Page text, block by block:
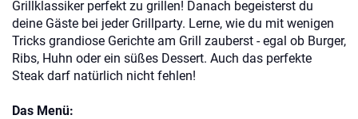
Grillklassiker perfekt zu grillen! Danach begeisterst du
deine Gäste bei jeder Grillparty. Lerne, wie du mit wenigen
Tricks grandiose Gerichte am Grill zauberst - egal ob Burger,
Ribs, Huhn oder ein süßes Dessert. Auch das perfekte
Steak darf natürlich nicht fehlen!
Das Menü: